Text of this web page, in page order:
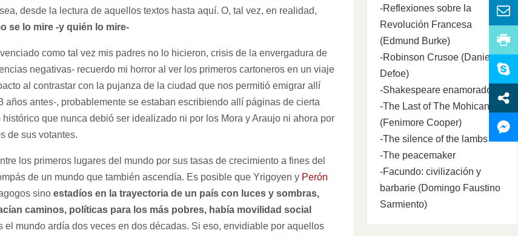
desde la lectura de aquellos textos hasta aquí. O, tal vez, en realidad,
se lo mire -y quién lo mire-
como tal vez mis padres no lo hicieron, crisis de la envergadura de
negativas- recuerdo mi horror al ver los primeros cartoneros en un viaje
al contrastar con la pujanza de la ciudad que nos permitió emigrar allí
años antes-, probablemente se estaban escribiendo allí páginas de cierta
que nunca debió ser idealizado ni por los Mora y Araujo ni ahora por
de sus votantes.
los primeros lugares del mundo por sus tasas de crecimiento a fines del
de un mundo que también ascendía. Es posible que Yrigoyen y Perón
sino estadíos en la trayectoria de un país con luces y sombras,
caminos, políticas para los más pobres, había movilidad social
el mundo ardía dos veces en dos décadas. Si eso, envidiable por aquellos
-Reflexiones sobre la
Revolución Francesa
(Edmund Burke)
-Robinson Crusoe (Daniel
Defoe)
-Shakespeare enamorado
-The Last of The Mohicans
(Fenimore Cooper)
-The silence of the lambs
-The peacemaker
-Facundo: civilización y
barbarie (Domingo Faustino
Sarmiento)